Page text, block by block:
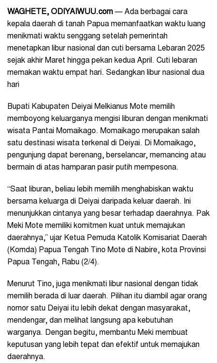
WAGHETE, ODIYAIWUU.com — Ada berbagai cara
kepala daerah di tanah Papua memanfaatkan waktu luang
menikmati waktu senggang setelah pemerintah
menetapkan libur nasional dan cuti bersama Lebaran 2025
sejak akhir Maret hingga pekan kedua April. Cuti lebaran
memakan waktu empat hari. Sedangkan libur nasional dua
hari
Bupati Kabupaten Deiyai Melkianus Mote memilih
memboyong keluarganya mengisi liburan dengan menikmati
wisata Pantai Momaikago. Momaikago merupakan salah
satu destinasi wisata terkenal di Deiyai. Di Momaikago,
pengunjung dapat berenang, berselancar, memancing atau
bermain di atas hamparan pasir putih mempesona.
“Saat liburan, beliau lebih memilih menghabiskan waktu
bersama keluarga di Deiyai daripada keluar daerah. Ini
menunjukkan cintanya yang besar terhadap daerahnya. Pak
Meki Mote memiliki komitmen kuat untuk memajukan
daerahnya,” ujar Ketua Pemuda Katolik Komisariat Daerah
(Komda) Papua Tengah Tino Mote di Nabire, kota Provinsi
Papua Tengah, Rabu (2/4).
Menurut Tino, juga menikmati libur nasional dengan tidak
memilih berada di luar daerah. Pilihan itu diambil agar orang
nomor satu Deiyai itu lebih dekat dengan masyarakat,
mendengar, dan melihat langsung apa kebutuhan
warganya. Dengan begitu, membantu Meki membuat
keputusan yang lebih tepat dan efektif untuk memajukan
daerahnya.